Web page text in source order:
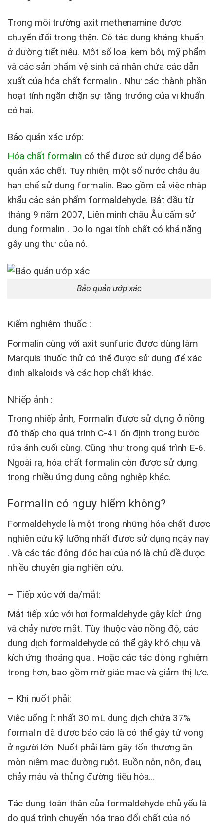
Trong môi trường axit methenamine được
chuyển đổi trong thận. Có tác dụng kháng khuẩn
ở đường tiết niệu. Một số loại kem bôi, mỹ phẩm
và các sản phẩm vệ sinh cá nhân chứa các dẫn
xuất của hóa chất formalin . Như các thành phần
hoạt tính ngăn chặn sự tăng trưởng của vi khuẩn
có hại.
Bảo quản xác ướp:
Hóa chất formalin có thể được sử dụng để bảo
quản xác chết. Tuy nhiên, một số nước châu âu
hạn chế sử dụng formalin. Bao gồm cả việc nhập
khẩu các sản phẩm formaldehyde. Bắt đầu từ
tháng 9 năm 2007, Liên minh châu Âu cấm sử
dụng formalin . Do lo ngại tính chất có khả năng
gây ung thư của nó.
Bảo quản ướp xác
Kiểm nghiệm thuốc :
Formalin cùng với axit sunfuric được dùng làm
Marquis thuốc thử có thể được sử dụng để xác
định alkaloids và các hợp chất khác.
Nhiếp ảnh :
Trong nhiếp ảnh, Formalin được sử dụng ở nồng
độ thấp cho quá trình C-41 ổn định trong bước
rửa ảnh cuối cùng. Cũng như trong quá trình E-6.
Ngoài ra, hóa chất formalin còn được sử dụng
trong nhiều ứng dụng công nghiệp khác.
Formalin có nguy hiểm không?
Formaldehyde là một trong những hóa chất được
nghiên cứu kỹ lưỡng nhất được sử dụng ngày nay
. Và các tác động độc hại của nó là chủ đề được
nhiều chuyên gia nghiên cứu.
– Tiếp xúc với da/mắt:
Mắt tiếp xúc với hơi formaldehyde gây kích ứng
và chảy nước mắt. Tùy thuộc vào nồng độ, các
dung dịch formaldehyde có thể gây khó chịu và
kích ứng thoáng qua . Hoặc các tác động nghiêm
trọng hơn, bao gồm mờ giác mạc và giảm thị lực.
– Khi nuốt phải:
Việc uống ít nhất 30 mL dung dịch chứa 37%
formalin đã được báo cáo là có thể gây tử vong
ở người lớn. Nuốt phải làm gây tổn thương ăn
mòn niêm mạc đường ruột. Buồn nôn, nôn, đau,
chảy máu và thủng đường tiêu hóa…
Tác dụng toàn thân của formaldehyde chủ yếu là
do quá trình chuyển hóa trao đổi chất của nó